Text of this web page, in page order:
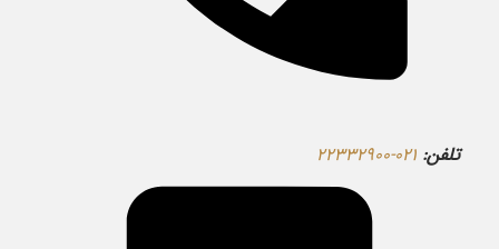
تلفن: ۰۲۱-۲۲۳۳۲۹۰۰